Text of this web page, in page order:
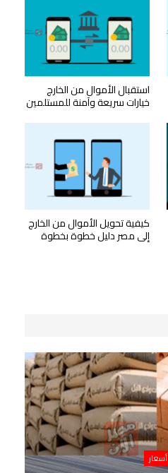
استقبال الأموال من الخارج
خيارات سريعة وآمنة للمستلمين
كيفية تحويل الأموال من الخارج
إلى مصر دليل خطوة بخطوة
أسعار